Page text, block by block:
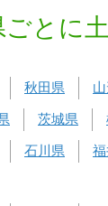
とに
秋田県
茨城県
石川県